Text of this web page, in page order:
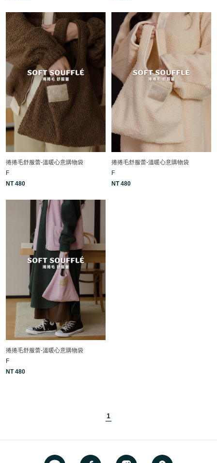
捲捲毛舒服蕾-溫暖心意購物袋
F
NT 480
捲捲毛舒服蕾-溫暖心意購物袋
F
NT 480
捲捲毛舒服蕾-溫暖心意購物袋
F
NT 480
1